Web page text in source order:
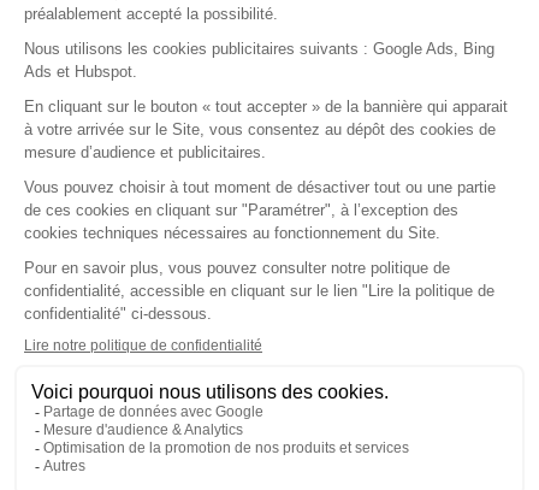
Comptabilité
Dossier de Consultation
Espace MSP
Facturation & FSE
Formation & Replay
Installation & Matériel
Mon Compte & Sécurité
Nouveautés & Versions
Première utilisation
Ségur
Support & Dépannage
En savoir plus
Notre société